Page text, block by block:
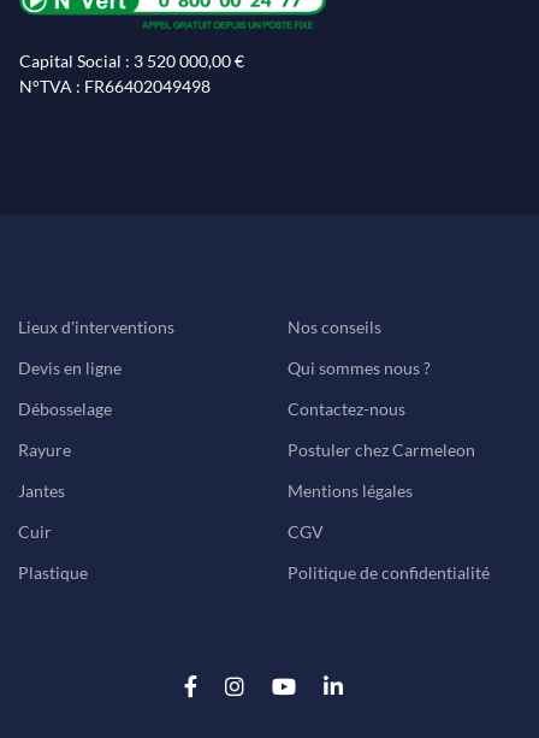
Capital Social : 3 520 000,00 €
N°TVA : FR66402049498
Lieux d'interventions
Devis en ligne
Débosselage
Rayure
Jantes
Cuir
Plastique
Nos conseils
Qui sommes nous ?
Contactez-nous
Postuler chez Carmeleon
Mentions légales
CGV
Politique de confidentialité